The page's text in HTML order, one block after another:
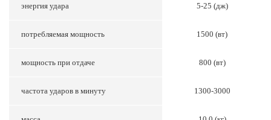
энергия удара 5-25 (дж)
потребляемая мощность 1500 (вт)
мощность при отдаче 800 (вт)
частота ударов в минуту 1300-3000